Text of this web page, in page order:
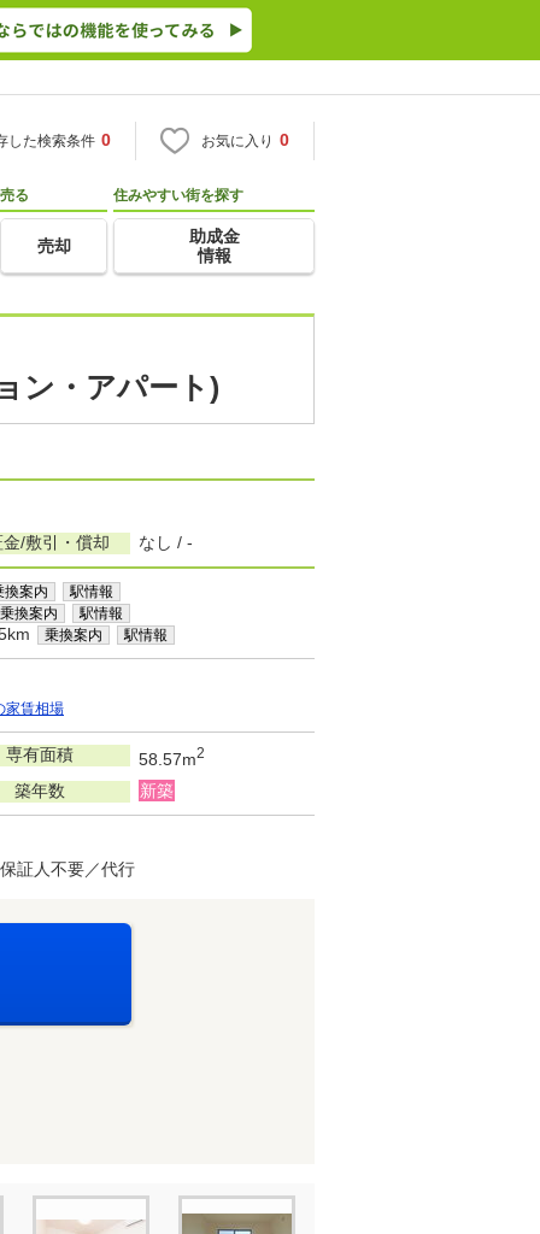
した検索条件 0 お気に入り 0
売る
売却
住みやすい街を探す
助成金
情報
ン・アパート)
/敷引・償却 なし / -
換案内
駅情報
乗換案内
駅情報
乗換案内 駅情報
家賃相場
専有面積 58.57m2
築年数 新築
証人不要／代行